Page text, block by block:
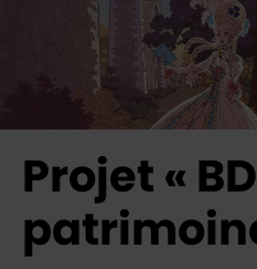
Projet «